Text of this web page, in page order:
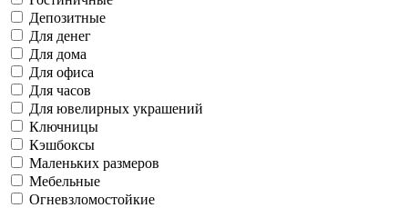
Депозитные
Для денег
Для дома
Для офиса
Для часов
Для ювелирных украшений
Ключницы
Кэшбоксы
Маленьких размеров
Мебельные
Огневзломостойкие